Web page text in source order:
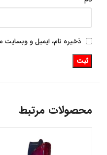
ذخیره نام، ایمیل و وبسایت
محصولات مرتبط